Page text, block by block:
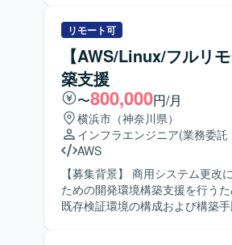
料などのドキュメント作成、お
す。 【求める人物像】 インフラ基盤全体を理解し、技術的な観点からリスクや懸念点を整理で
きる方を求めております。関係
詳しくない関係者に対してもリ
す。AWS経験が浅い場合でも、
いたします。 【ポジションの魅力】 DX基盤におけるインフラ上流工程に深く関わることがで
き、クラウド基盤SEや技術調
要件定義や技術評価、関係者調
キュリティ、非機能要件に関する知見を
クラウド基盤を中心としたイン
セキュリティや、外部システム
リモート可
【AWS/Linux/フルリ
築支援
〜800,000円/月
横浜市（神奈川県）
インフラエンジニア(業務委託
AWS
【募集背景】 商用システム更
ための開発環境構築支援を行うための募集です。 【作業内容】
既存検証環境の構成および構築